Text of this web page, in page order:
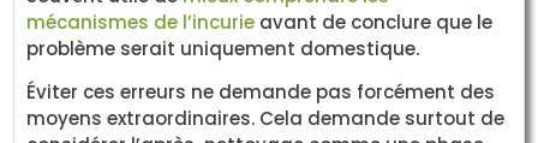
mécanismes de l’incurie avant de conclure que le
problème serait uniquement domestique.
Éviter ces erreurs ne demande pas forcément des
moyens extraordinaires. Cela demande surtout de